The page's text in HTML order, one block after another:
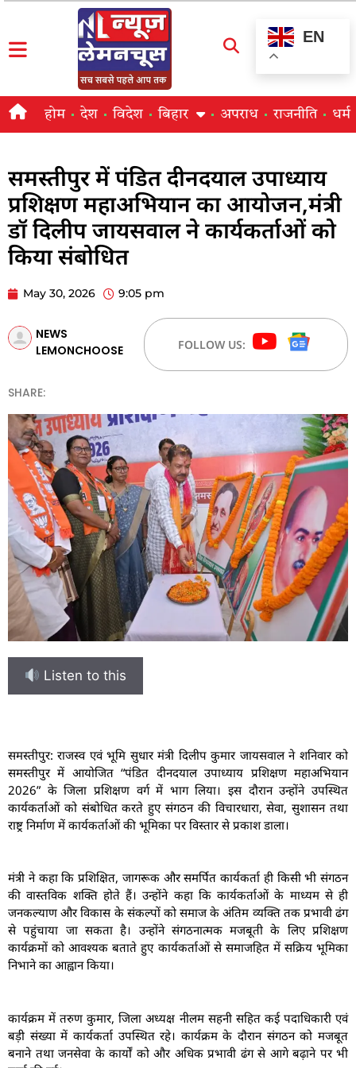
EN
होम देश विदेश बिहार अपराध राजनीति धर्म
समस्तीपुर में पंडित दीनदयाल उपाध्याय
प्रशिक्षण महाअभियान का आयोजन,मंत्री
डॉ दिलीप जायसवाल ने कार्यकर्ताओं को
किया संबोधित
May 30, 2026 9:05 pm
NEWS
LEMONCHOOSE
FOLLOW US:
SHARE:
Listen to this
समस्तीपुर: राजस्व एवं भूमि सुधार मंत्री दिलीप कुमार जायसवाल ने शनिवार को
समस्तीपुर में आयोजित “पंडित दीनदयाल उपाध्याय प्रशिक्षण महाअभियान
2026” के जिला प्रशिक्षण वर्ग में भाग लिया। इस दौरान उन्होंने उपस्थित
कार्यकर्ताओं को संबोधित करते हुए संगठन की विचारधारा, सेवा, सुशासन तथा
राष्ट्र निर्माण में कार्यकर्ताओं की भूमिका पर विस्तार से प्रकाश डाला।
मंत्री ने कहा कि प्रशिक्षित, जागरूक और समर्पित कार्यकर्ता ही किसी भी संगठन
की वास्तविक शक्ति होते हैं। उन्होंने कहा कि कार्यकर्ताओं के माध्यम से ही
जनकल्याण और विकास के संकल्पों को समाज के अंतिम व्यक्ति तक प्रभावी ढंग
से पहुंचाया जा सकता है। उन्होंने संगठनात्मक मजबूती के लिए प्रशिक्षण
कार्यक्रमों को आवश्यक बताते हुए कार्यकर्ताओं से समाजहित में सक्रिय भूमिका
निभाने का आह्वान किया।
कार्यक्रम में तरुण कुमार, जिला अध्यक्ष नीलम सहनी सहित कई पदाधिकारी एवं
बड़ी संख्या में कार्यकर्ता उपस्थित रहे। कार्यक्रम के दौरान संगठन को मजबूत
बनाने तथा जनसेवा के कार्यों को और अधिक प्रभावी ढंग से आगे बढ़ाने पर भी